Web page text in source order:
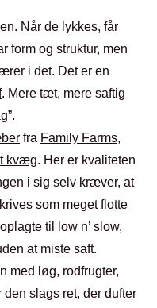
Når de lykkes, får
form og struktur, men
i det. Det er en
. Mere tæt, mere saftig
fra Family Farms,
kvæg. Her er kvaliteten
i sig selv kræver, at
som meget flotte
til low n’ slow,
at miste saft.
med løg, rodfrugter,
slags ret, der dufter